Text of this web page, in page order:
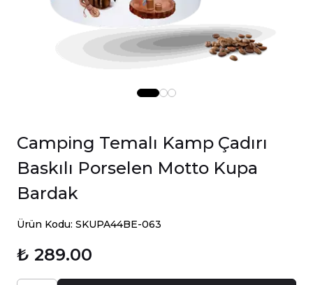
Camping Temalı Kamp Çadırı
Baskılı Porselen Motto Kupa
Bardak
Ürün Kodu: SKUPA44BE-063
₺ 289.00